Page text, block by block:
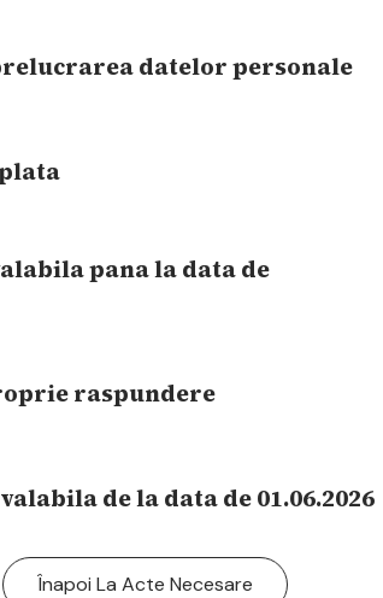
datelor personale
pana la data de
raspundere
de la data de 01.06.2026
Înapoi La Acte Necesare